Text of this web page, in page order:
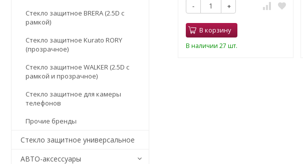
В наличии 4 шт.
- +
В корзину
В наличии 27 шт.
Стекло защитное BRERA (2.5D с
рамкой)
Стекло защитное Kurato RORY
(прозрачное)
Стекло защитное WALKER (2.5D с
рамкой и прозрачное)
Стекло защитное для камеры
телефонов
Прочие бренды
Стекло защитное универсальное
АВТО-аксессуары